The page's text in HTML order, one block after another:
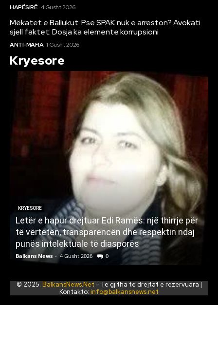
HAPËSIRË 4 Gusht 2026
Mëkatet e Ballukut: Pse SPAK nuk e arreston? Avokati
sjell faktet: Dosja ka elemente korrupsioni
ANTI-MAFIA 1 Gusht 2026
Kryesore
KRYESORE
Letër e hapur drejtuar Edi Ramës: një thirrje për
të vërtetën, transparencën dhe respektin ndaj
punës intelektuale të diasporës
Balkans News - 4 Gusht 2026 0
© 2025. BalkansNews.Net - Të gjitha të drejtat e rezervuara |
Kontakto: info@balkansnews.net